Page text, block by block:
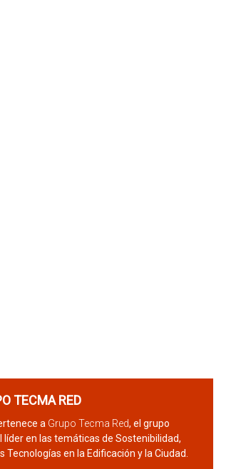
TECMA RED
a Grupo Tecma Red, el grupo
líder en las temáticas de Sostenibilidad,
Tecnologías en la Edificación y la Ciudad.